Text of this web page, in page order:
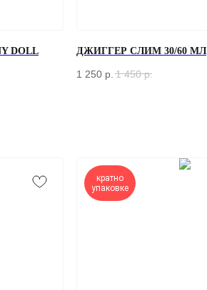
DOLL
ДЖИГГЕР СЛИМ 30/60 МЛ
1 250 р. 1 450 р.
кратно
упаковке